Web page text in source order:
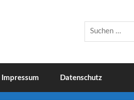
Impressum Datenschutz